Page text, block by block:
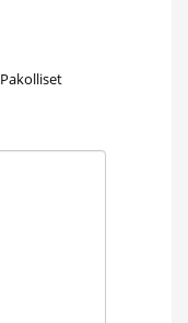
Pakolliset